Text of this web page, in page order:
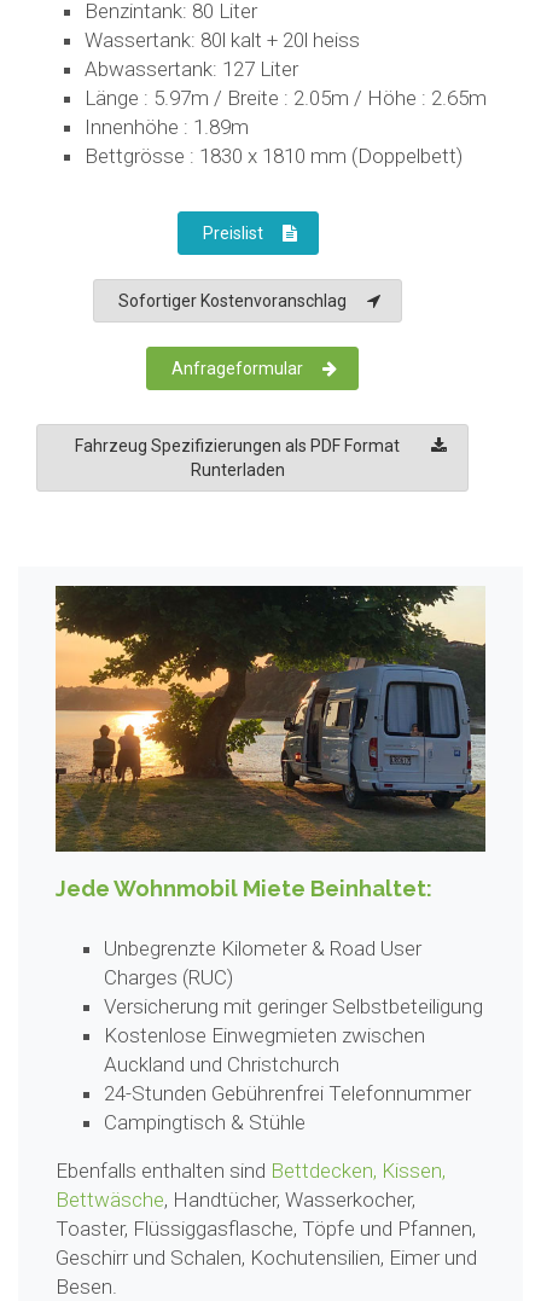
Benzintank: 80 Liter
Wassertank: 80l kalt + 20l heiss
Abwassertank: 127 Liter
Länge : 5.97m / Breite : 2.05m / Höhe : 2.65m
Innenhöhe : 1.89m
Bettgrösse : 1830 x 1810 mm (Doppelbett)
Preislist
Sofortiger Kostenvoranschlag
Anfrageformular
Fahrzeug Spezifizierungen als PDF Format
Runterladen
Jede Wohnmobil Miete Beinhaltet:
Unbegrenzte Kilometer & Road User
Charges (RUC)
Versicherung mit geringer Selbstbeteiligung
Kostenlose Einwegmieten zwischen
Auckland und Christchurch
24-Stunden Gebührenfrei Telefonnummer
Campingtisch & Stühle
Ebenfalls enthalten sind Bettdecken, Kissen,
Bettwäsche, Handtücher, Wasserkocher,
Toaster, Flüssiggasflasche, Töpfe und Pfannen,
Geschirr und Schalen, Kochutensilien, Eimer und
Besen.